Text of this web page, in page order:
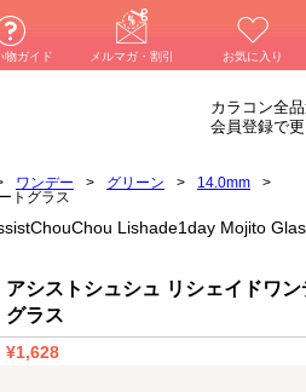
物ガイド メルマガ・割引 お気に入り
カラコン全
会員登録で更
ワンデー > グリーン > 14.0mm
>
トグラス
Lishade1day Mojito
アシストシュシュ リシェイドワン
グラス
¥1,628